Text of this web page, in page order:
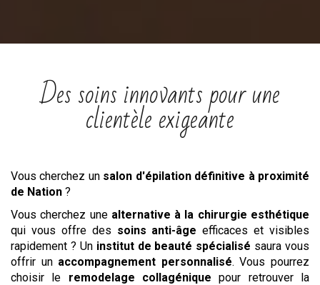
Des soins innovants pour une
clientèle exigeante
Vous cherchez un salon d'épilation définitive à proximité
de Nation ?
Vous cherchez une alternative à la chirurgie esthétique
qui vous offre des soins anti-âge efficaces et visibles
rapidement ? Un institut de beauté spécialisé saura vous
offrir un accompagnement personnalisé. Vous pourrez
choisir le remodelage collagénique pour retrouver la